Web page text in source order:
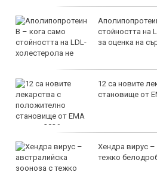
стойността на
за оценка на
12 са новите
становище от
Хендра вирус –
тежко